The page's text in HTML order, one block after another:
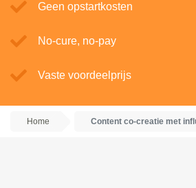
Geen opstartkosten
No-cure, no-pay
Vaste voordeelprijs
Home Content co-creatie met